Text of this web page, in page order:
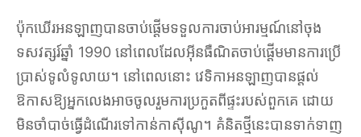
ប៉ុកឃើរអនឡាញបានចាប់ផ្តើមទទួលការចាប់អារម្មណ៍នៅចុង
ទសវត្សរ៍ឆ្នាំ 1990 នៅពេលដែលអ៊ីនធឺណិតចាប់ផ្តើមមានការប្រើ
ប្រាស់ទូលំទូលាយ។ នៅពេលនោះ វេទិកាអនឡាញបានផ្តល់
ឱកាសឱ្យអ្នកលេងអាចចូលរួមការប្រកួតពីផ្ទះរបស់ពួកគេ ដោយ
មិនចាំបាច់ធ្វើដំណើរទៅកាន់កាស៊ីណូ។ គំនិតថ្មីនេះបានទាក់ទាញ